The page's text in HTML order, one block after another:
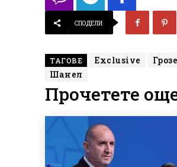
СПОДЕЛИ
ТАГОВЕ Exclusive
Шанел
Прочетете